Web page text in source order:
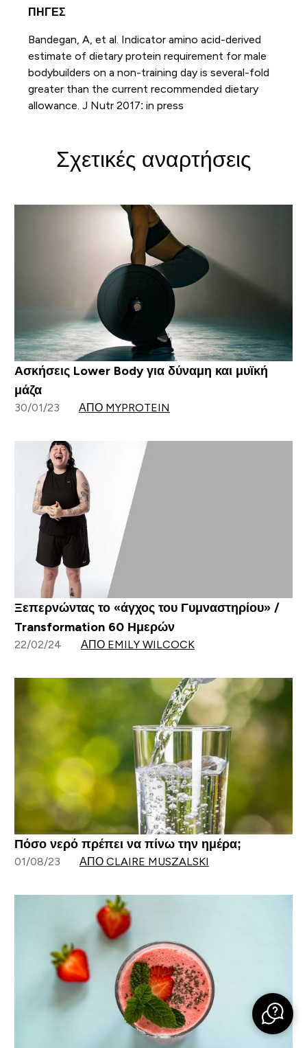
ΠΗΓΕΣ
Bandegan, A, et al. Indicator amino acid-derived
estimate of dietary protein requirement for male
bodybuilders on a non-training day is several-fold
greater than the current recommended dietary
allowance. J Nutr 2017: in press
Σχετικές αναρτήσεις
Ασκήσεις Lower Body για δύναμη και μυϊκή
μάζα
30/01/23 ΑΠΌ MYPROTEIN
Ξεπερνώντας το «άγχος του Γυμναστηρίου» /
Transformation 60 Ημερών
22/02/24 ΑΠΌ EMILY WILCOCK
Πόσο νερό πρέπει να πίνω την ημέρα;
01/08/23 ΑΠΌ CLAIRE MUSZALSKI